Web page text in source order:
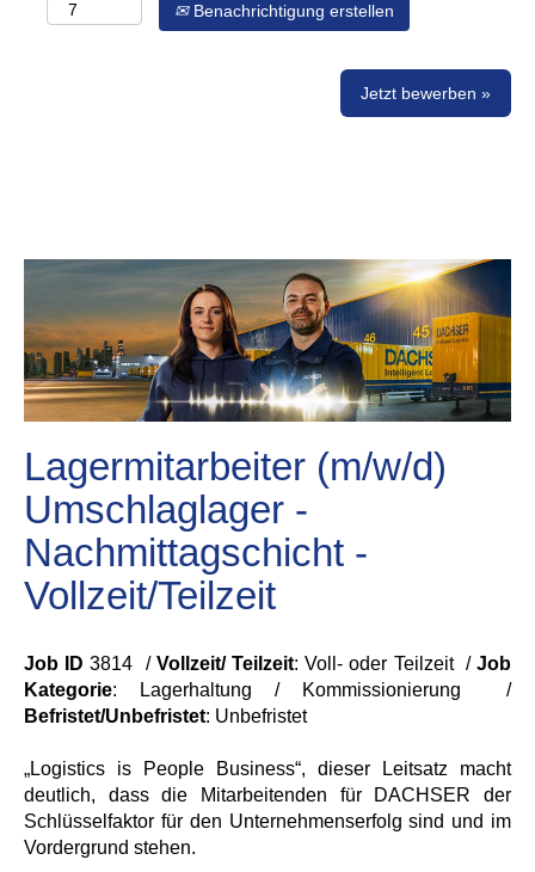
Benachrichtigung erstellen
Jetzt bewerben »
Lagermitarbeiter (m/w/d)
Umschlaglager -
Nachmittagschicht -
Vollzeit/Teilzeit
Job ID 3814 / Vollzeit/ Teilzeit: Voll- oder Teilzeit /Job
Kategorie: Lagerhaltung / Kommissionierung /
Befristet/Unbefristet: Unbefristet
„Logistics is People Business“, dieser Leitsatz macht
deutlich, dass die Mitarbeitenden für DACHSER der
Schlüsselfaktor für den Unternehmenserfolg sind und im
Vordergrund stehen.